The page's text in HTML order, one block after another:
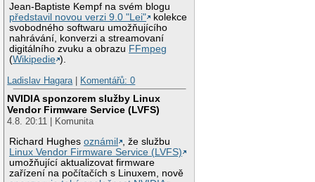
Jean-Baptiste Kempf na svém blogu
představil novou verzi 9.0 "Lei"
kolekce
svobodného softwaru umožňujícího
nahrávání, konverzi a streamovaní
digitálního zvuku a obrazu FFmpeg
(Wikipedie ).
Ladislav Hagara
Komentářů: 0
NVIDIA sponzorem služby Linux
Vendor Firmware Service (LVFS)
4.8. 20:11 | Komunita
Richard Hughesoznámil
, že službu
Linux Vendor Firmware Service (LVFS)
umožňující aktualizovat firmware
zařízení na počítačích s Linuxem, nově